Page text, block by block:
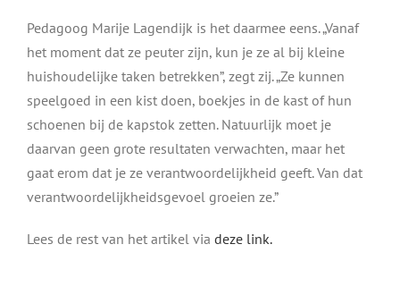
Pedagoog Marije Lagendijk is het daarmee eens. „Vanaf
het moment dat ze peuter zijn, kun je ze al bij kleine
huishoudelijke taken betrekken”, zegt zij. „Ze kunnen
speelgoed in een kist doen, boekjes in de kast of hun
schoenen bij de kapstok zetten. Natuurlijk moet je
daarvan geen grote resultaten verwachten, maar het
gaat erom dat je ze verantwoordelijkheid geeft. Van dat
verantwoordelijkheidsgevoel groeien ze.”
Lees de rest van het artikel via deze link.